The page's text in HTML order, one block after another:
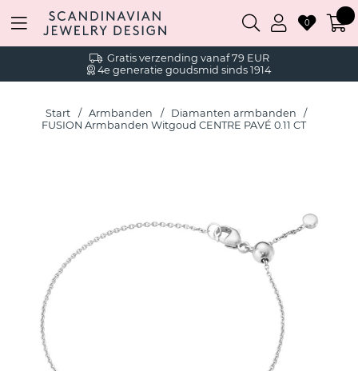
Gratis verzending vanaf 79 EUR
4e generatie goudsmid sinds 1914
0
Start Armbanden
Diamanten armbanden
FUSION Armbanden Witgoud CENTRE PAVÉ 0.11 CT